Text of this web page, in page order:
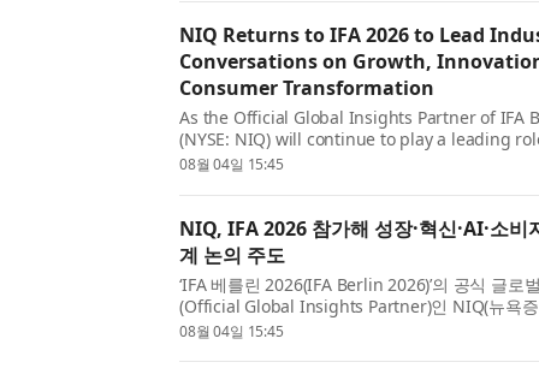
NIQ Returns to IFA 2026 to Lead
Conversations on Growth,
Consumer Transformation
As the Official Global Insights Partner of IFA
(NYSE: NIQ) will continue to play a leading
discussions , bringing together data, AI-
08월 04일 15:45
NIQ, IFA 2026 참가해 성장·혁신·AI·소비
계 논의 주도
‘IFA 베를린 2026(IFA Berlin 2026)’의 공식 글로
(Official Global Insights Partner)인 NIQ(뉴욕
데이터, AI 기반 인텔리전스, 인간의 통찰력을 결
08월 04일 15:45